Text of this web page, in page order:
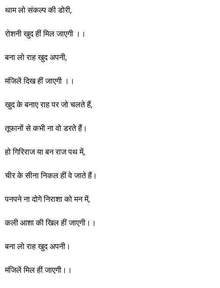
थाम लो संकल्प की डोरी,
रोशनी खुद हीं मिल जाएगी ।।
बना लो राह खुद अपनी,
मंजिलें दिख हीं जाएगी ।।
खुद के बनाए राह पर जो चलते हैं,
तूफानों से कभी ना वो डरते हैं।
हो गिरिराज या बन राज पथ में,
चीर के सीना निकल हीं वे जाते हैं।
पनपने ना दोगे निराशा को मन में,
कली आशा की खिल हीं जाएगी।।
बना लो राह खुद अपनी।
मंजिलें मिल हीं जाएगी।।